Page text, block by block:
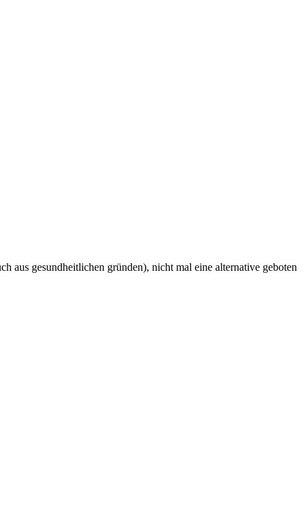
aus gesundheitlichen gründen), nicht mal eine alternative geboten